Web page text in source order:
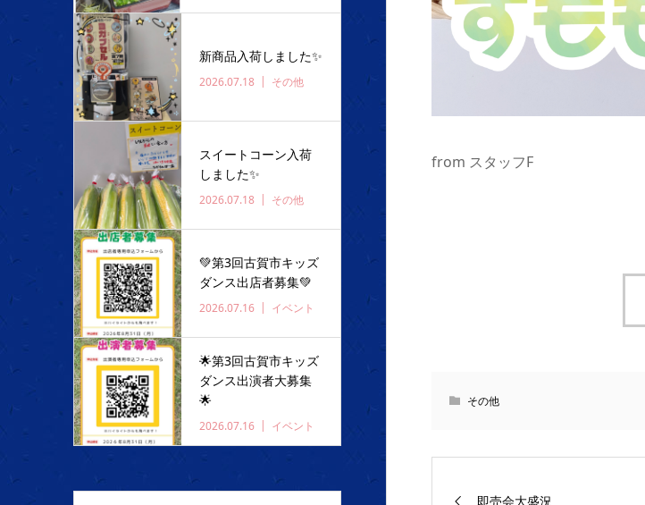
from スタッフF
その他
即売会大盛況
新商品入荷しました✨️
2026.07.18 その他
スイートコーン入荷
しました✨️
2026.07.18 その他
💚第3回古賀市キッズ
ダンス出店者募集💚
2026.07.16 イベント
🌟第3回古賀市キッズ
ダンス出演者大募集
🌟
2026.07.16 イベント